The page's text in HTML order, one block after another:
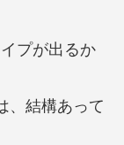
プが出るか
、結構あって